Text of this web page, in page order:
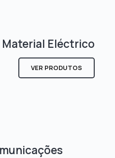
Material Eléctrico
VER PRODUTOS